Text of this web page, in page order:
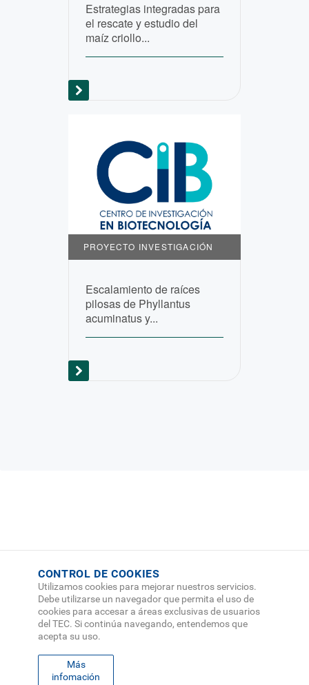
Estrategias integradas para
el rescate y estudio del
maíz criollo...
PROYECTO INVESTIGACIÓN
Escalamiento de raíces
pilosas de Phyllantus
acuminatus y...
CONTROL DE COOKIES
Utilizamos cookies para mejorar nuestros servicios.
Debe utilizarse un navegador que permita el uso de
cookies para accesar a áreas exclusivas de usuarios
del TEC. Si continúa navegando, entendemos que
acepta su uso.
Más
infomación